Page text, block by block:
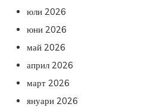
юли 2026
юни 2026
май 2026
април 2026
март 2026
януари 2026